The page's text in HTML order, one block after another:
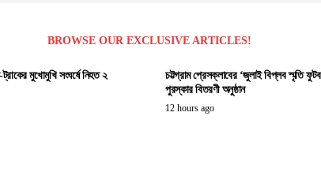
BROWSE OUR EXCLUSIVE ARTICLES!
মুখোমুখি সংঘর্ষে নিহত ২
চট্টগ্রাম প্রেসক্লাবের ‘জুলাই বিপ্লব স্মৃতি
পুরস্কার বিতরণী অনুষ্ঠান
12 hours ago